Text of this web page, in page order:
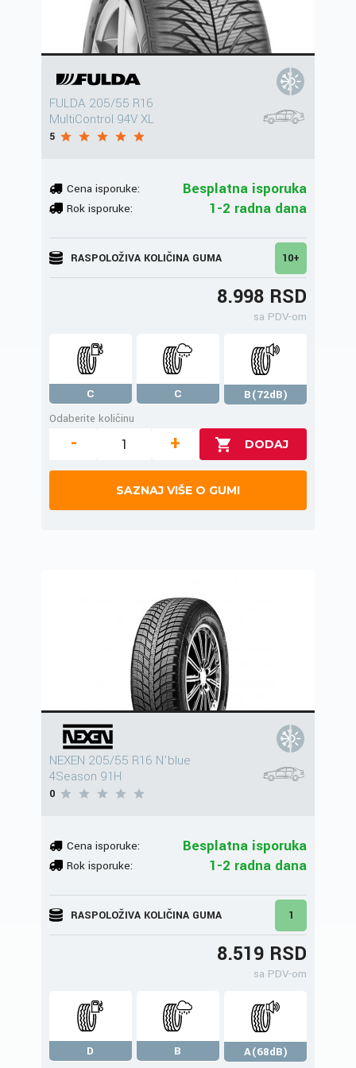
FULDA 205/55 R16
MultiControl 94V XL
5
Cena isporuke: Besplatna isporuka
Rok isporuke: 1-2 radna dana
RASPOLOŽIVA KOLIČINA GUMA 10+
8.998 RSD
sa PDV-om
C C
B(72dB)
Odaberite količinu
- +
SAZNAJ VIŠE O GUMI
NEXEN 205/55 R16 N'blue
4Season 91H
0
Cena isporuke: Besplatna isporuka
Rok isporuke: 1-2 radna dana
RASPOLOŽIVA KOLIČINA GUMA 1
8.519 RSD
sa PDV-om
D B A(68dB)